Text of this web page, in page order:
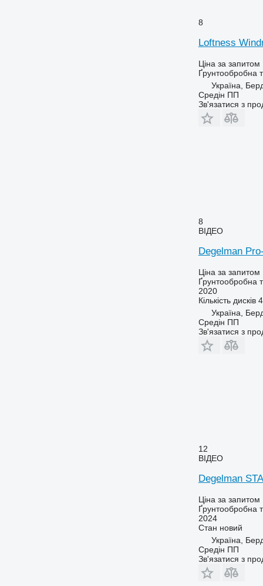
8
Loftness
Ціна за запитом
Ґрунтообробна
Україна,
Средін ПП
Зв'язатися з
8
ВІДЕО
Degelman
Ціна за запитом
Ґрунтообробна
2020
Кількість дисків
Україна,
Средін ПП
Зв'язатися з
12
ВІДЕО
Degelman
Ціна за запитом
Ґрунтообробна
2024
Стан новий
Україна,
Средін ПП
Зв'язатися з